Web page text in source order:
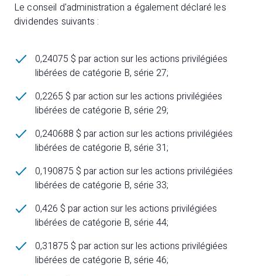
Le conseil d'administration a également déclaré les
dividendes suivants :
0,24075 $ par action sur les actions privilégiées
libérées de catégorie B, série 27;
0,2265 $ par action sur les actions privilégiées
libérées de catégorie B, série 29;
0,240688 $ par action sur les actions privilégiées
libérées de catégorie B, série 31;
0,190875 $ par action sur les actions privilégiées
libérées de catégorie B, série 33;
0,426 $ par action sur les actions privilégiées
libérées de catégorie B, série 44;
0,31875 $ par action sur les actions privilégiées
libérées de catégorie B, série 46;